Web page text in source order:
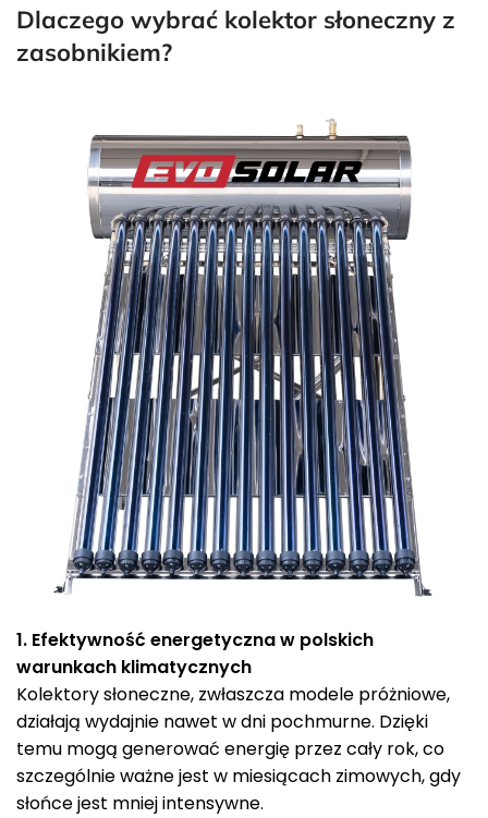
Dlaczego wybrać kolektor słoneczny z
zasobnikiem?
1. Efektywność energetyczna w polskich
warunkach klimatycznych
Kolektory słoneczne, zwłaszcza modele próżniowe,
działają wydajnie nawet w dni pochmurne. Dzięki
temu mogą generować energię przez cały rok, co
szczególnie ważne jest w miesiącach zimowych, gdy
słońce jest mniej intensywne.